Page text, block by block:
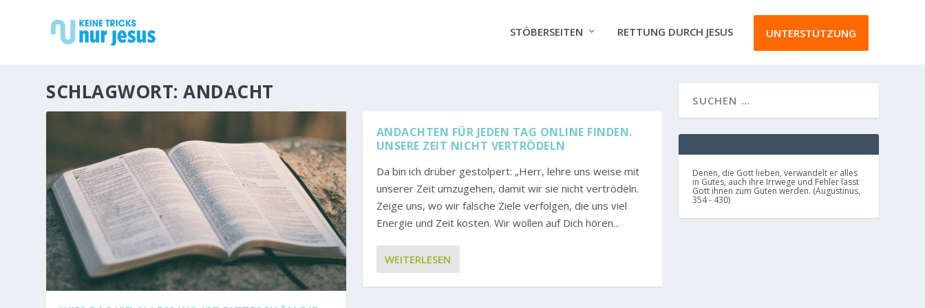
STÖBERSEITEN RETTUNG DURCH JESUS UNTERSTÜTZUNG
SCHLAGWORT:ANDACHT
ANDACHTEN FÜR JEDEN TAG ONLINE FINDEN.
UNSERE ZEIT NICHT VERTRÖDELN
Da bin ich drüber gestolpert: „Herr, lehre uns weise mit
unserer Zeit umzugehen, damit wir sie nicht vertrödeln.
Zeige uns, wo wir falsche Ziele verfolgen, die uns viel
Energie und Zeit kosten. Wir wollen auf Dich hören...
WEITERLESEN
Denen, die Gott lieben, verwandelt er alles
in Gutes, auch ihre Irrwege und Fehler lässt
Gott ihnen zum Guten werden. (Augustinus,
354 - 430)